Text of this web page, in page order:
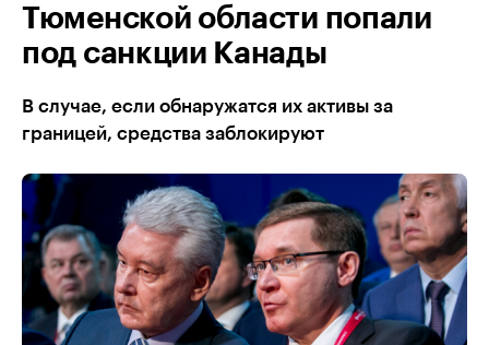
Тюменской области попали
под санкции Канады
В случае, если обнаружатся их активы за
границей, средства заблокируют